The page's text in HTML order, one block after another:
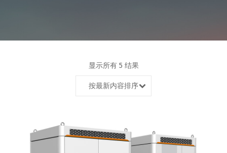
显示所有 5 结果
按最新内容排序